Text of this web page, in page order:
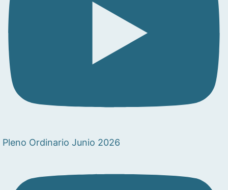
Pleno Ordinario Junio 2026